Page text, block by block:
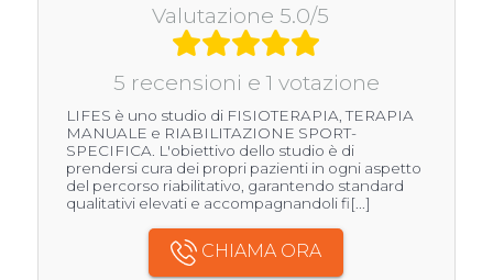
Valutazione 5.0/5
5 recensioni e 1 votazione
LIFES è uno studio di FISIOTERAPIA, TERAPIA
MANUALE e RIABILITAZIONE SPORT-
SPECIFICA. L'obiettivo dello studio è di
prendersi cura dei propri pazienti in ogni aspetto
del percorso riabilitativo, garantendo standard
qualitativi elevati e accompagnandoli fi[...]
CHIAMA ORA